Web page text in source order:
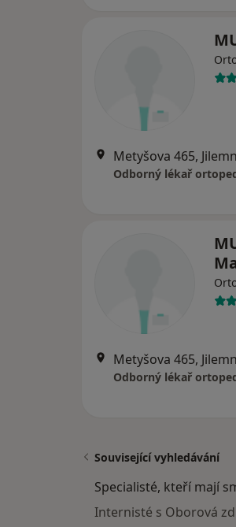
Metyšova 465,
Odborný lékař
Metyšova 465,
Odborný lékař
Související vyhledávání
Specialisté, kteří mají
Internisté s Oborová